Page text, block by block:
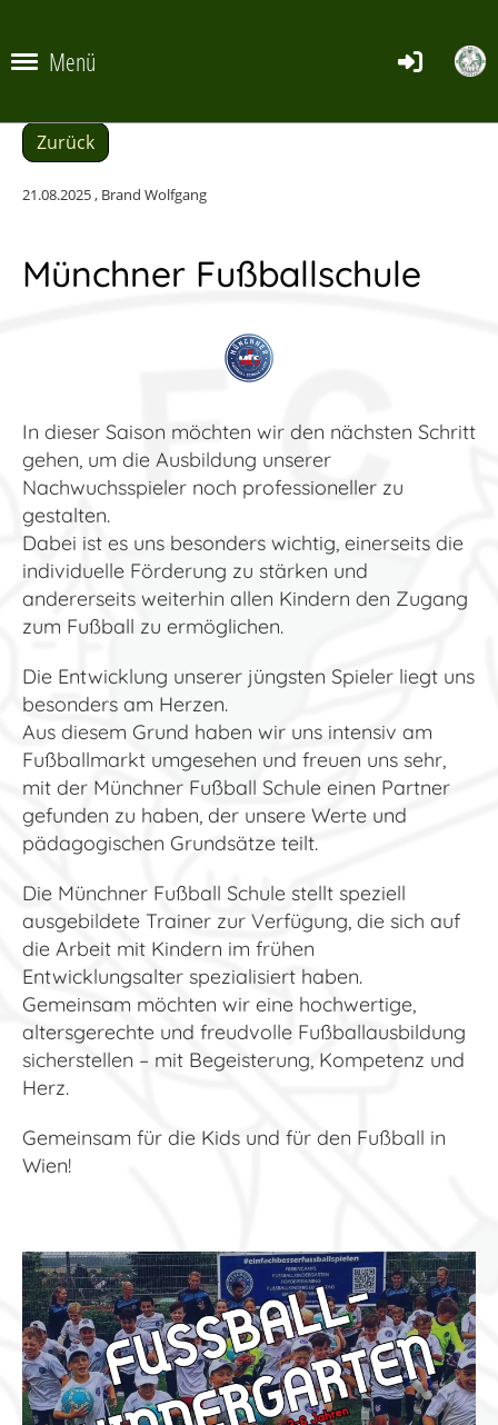
Menü
Zurück
21.08.2025, Brand Wolfgang
Münchner Fußballschule
In dieser Saison möchten wir den nächsten Schritt
gehen, um die Ausbildung unserer
Nachwuchsspieler noch professioneller zu
gestalten.
Dabei ist es uns besonders wichtig, einerseits die
individuelle Förderung zu stärken und
andererseits weiterhin allen Kindern den Zugang
zum Fußball zu ermöglichen.
Die Entwicklung unserer jüngsten Spieler liegt uns
besonders am Herzen.
Aus diesem Grund haben wir uns intensiv am
Fußballmarkt umgesehen und freuen uns sehr,
mit der Münchner Fußball Schule einen Partner
gefunden zu haben, der unsere Werte und
pädagogischen Grundsätze teilt.
Die Münchner Fußball Schule stellt speziell
ausgebildete Trainer zur Verfügung, die sich auf
die Arbeit mit Kindern im frühen
Entwicklungsalter spezialisiert haben.
Gemeinsam möchten wir eine hochwertige,
altersgerechte und freudvolle Fußballausbildung
sicherstellen – mit Begeisterung, Kompetenz und
Herz.
Gemeinsam für die Kids und für den Fußball in
Wien!